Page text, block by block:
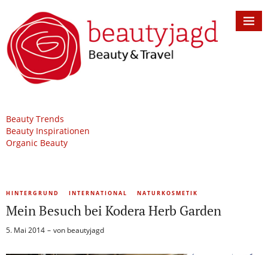
Beauty Trends
Beauty Inspirationen
Organic Beauty
HINTERGRUND INTERNATIONAL NATURKOSMETIK
Mein Besuch bei Kodera Herb Garden
5. Mai 2014 von beautyjagd